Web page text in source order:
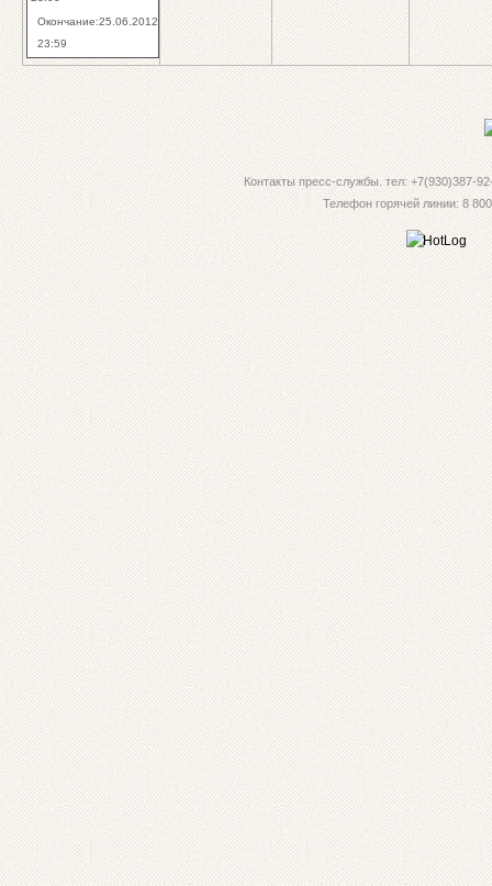
Окончание:25.06.2012
23:59
Контакты пресс-службы. тел: +7(930)387-
Телефон горячей линии: 8